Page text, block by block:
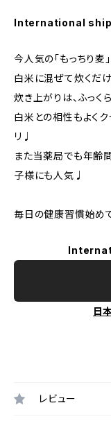
International
今人気の「もっちり麦
白米に混ぜて炊くだ
炊き上がりは、ふっくら
白米との相性もよく
リ♩
また当薬局でも年齢
子様にも人気♩
毎日の健康習慣始め
日
レビュー